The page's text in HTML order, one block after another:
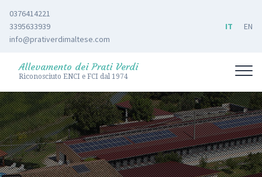
0376414221
3395633939
info@prativerdimaltese.com
IT EN
Allevamento dei Prati Verdi
Riconosciuto ENCI e FCI dal 1974